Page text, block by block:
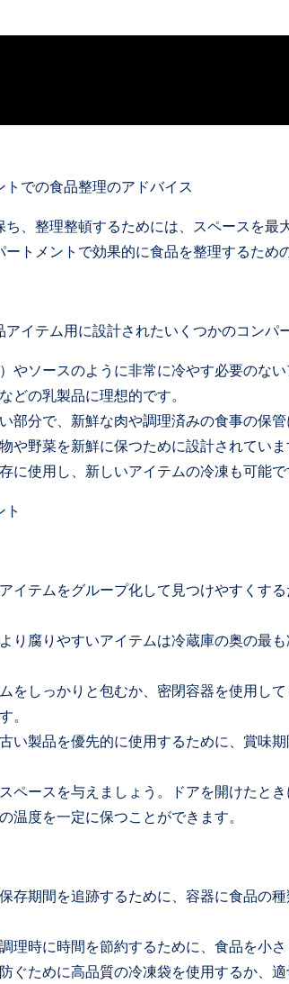
での食品整理のアドバイス
、整理整頓するためには、スペースを
トメントで効果的に食品を整理するため
イテム用に設計されたいくつかのコンパ
やソースのように非常に冷やす必要のない
どの乳製品に理想的です。
部分で、新鮮な肉や調理済みの食事の保管
や野菜を新鮮に保つために設計されていま
に使用し、新しいアイテムの冷凍も可能で
イテムをグループ化して見つけやすくす
り腐りやすいアイテムは冷蔵庫の奥の最
をしっかりと包むか、密閉容器を使用し
。
い製品を優先的に使用するために、賞味
ペースを与えましょう。ドアを開けたと
温度を一定に保つことができます。
存期間を追跡するために、容器に食品の
理時に時間を節約するために、食品を小
ぐために高品質の冷凍袋を使用するか、